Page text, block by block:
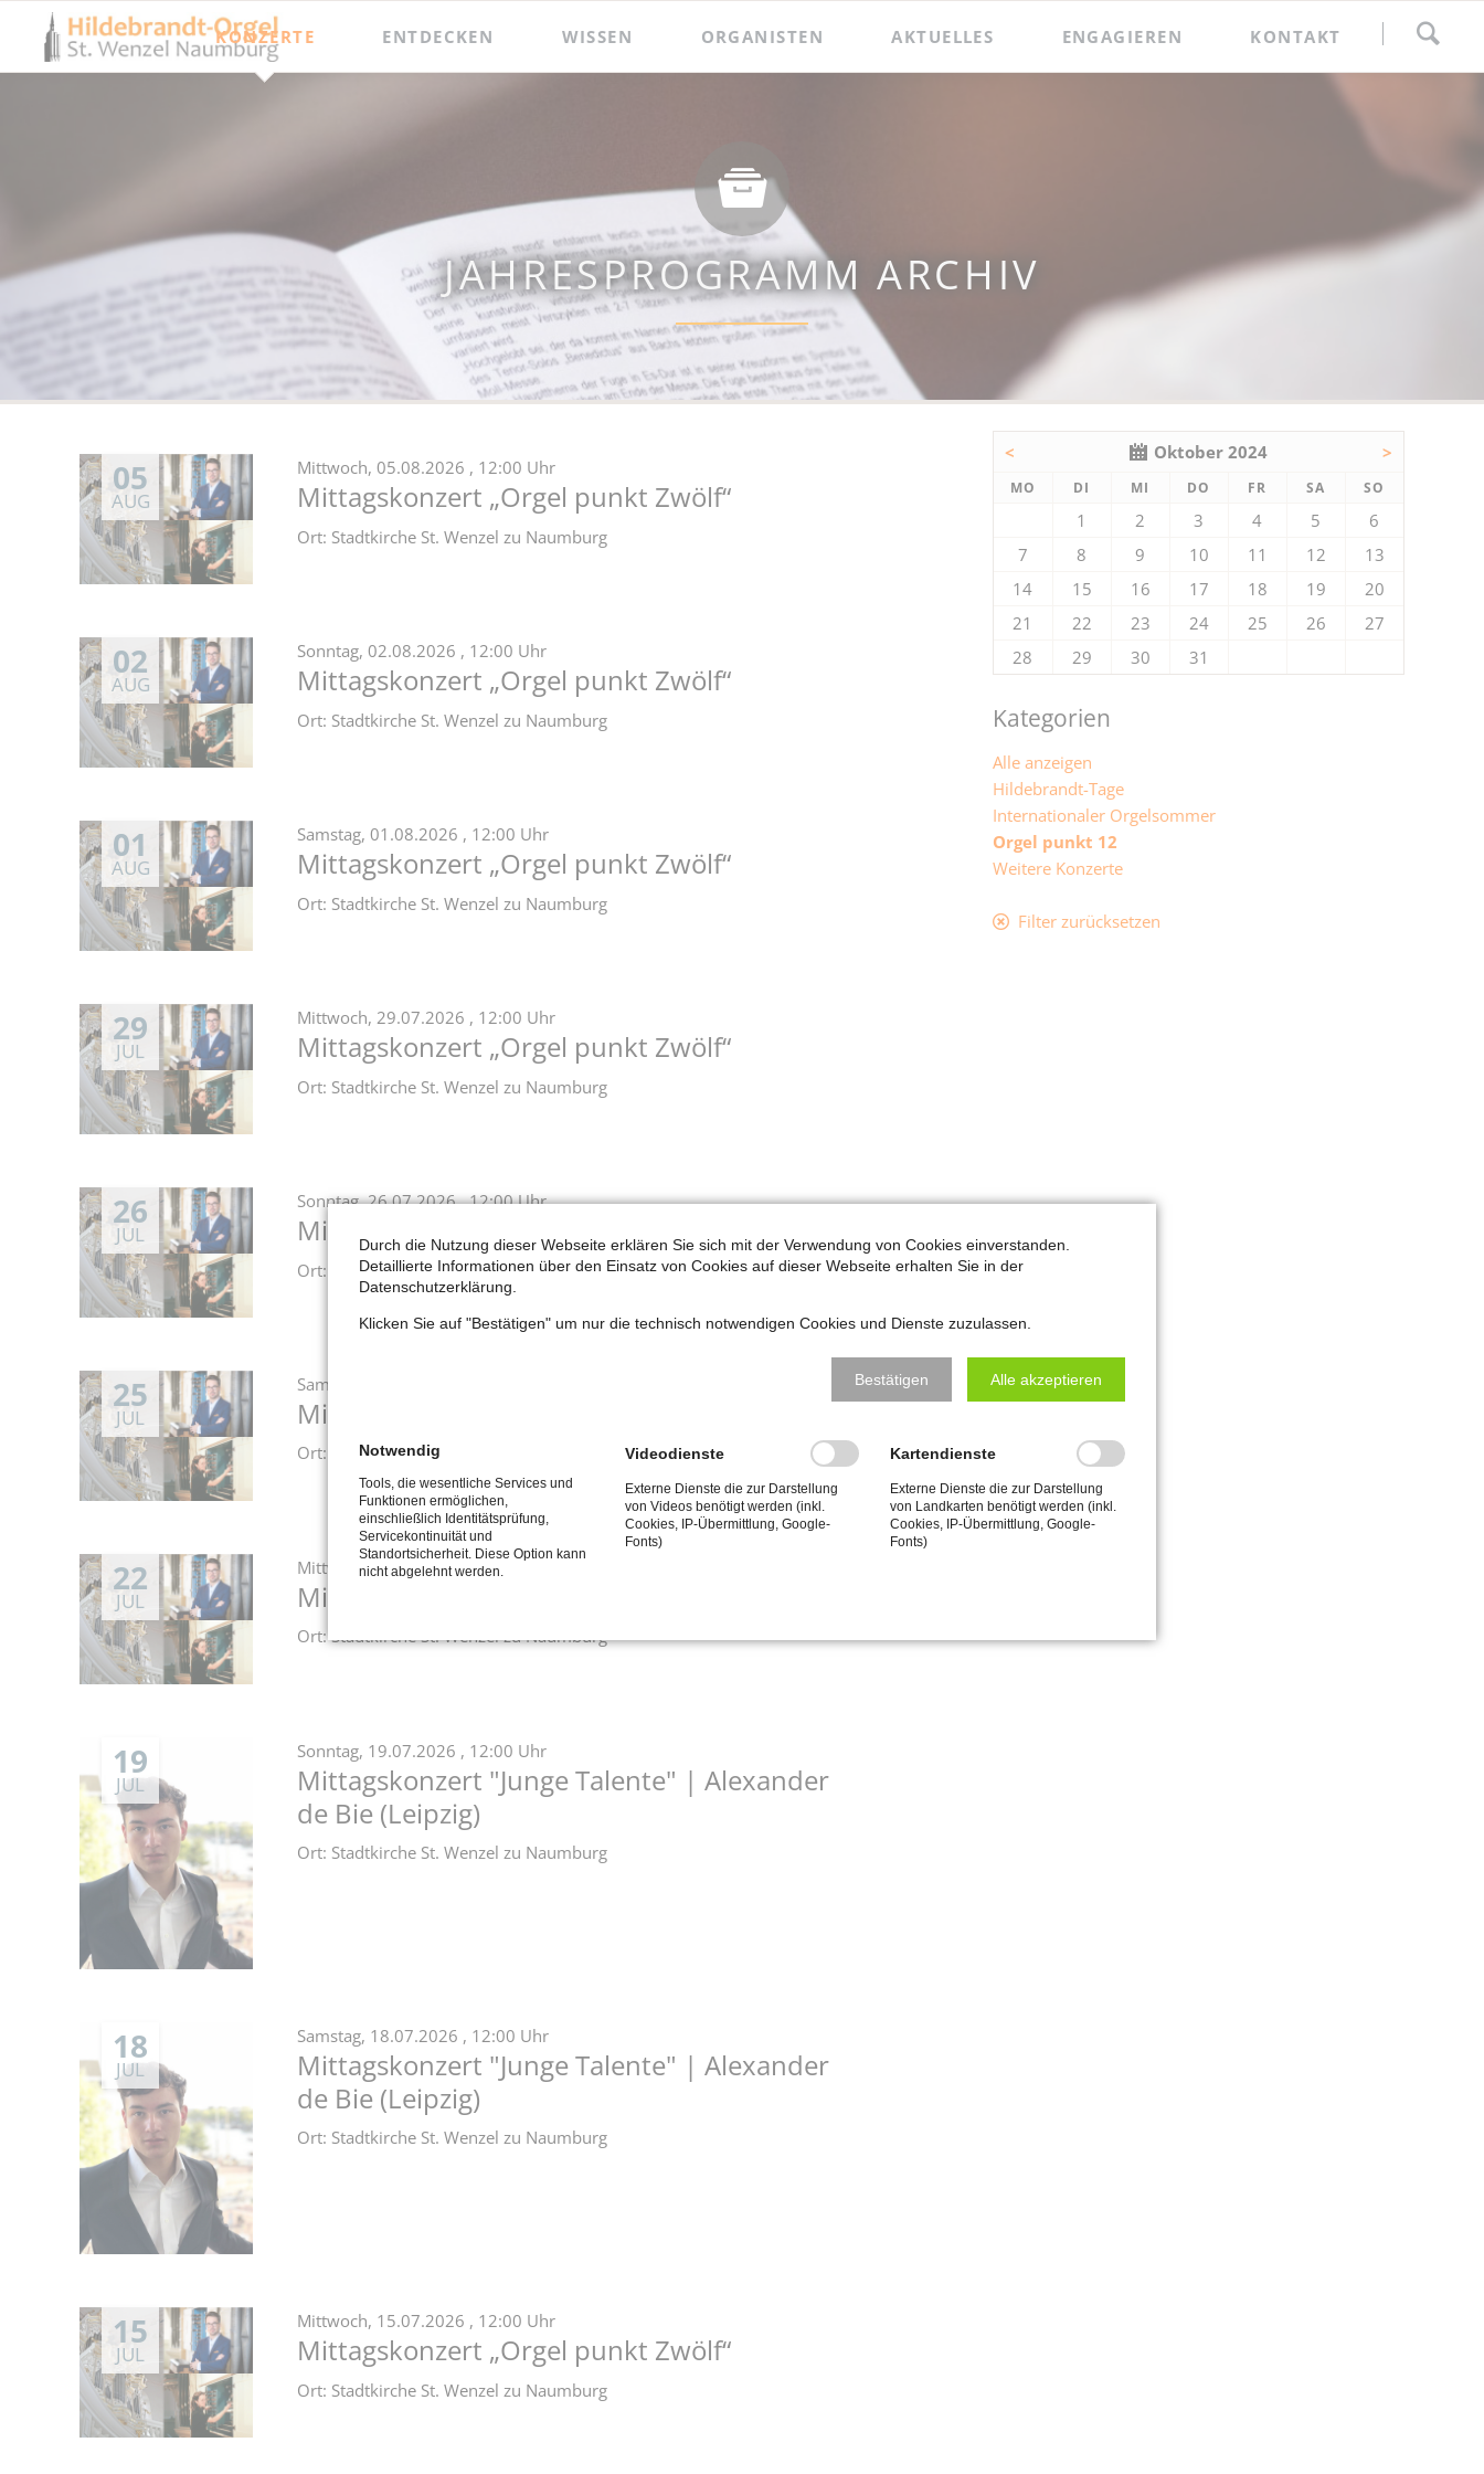
überspringen
KONZERTE
Festival Hildebrandt-Tage
ENTDECKEN WISSEN
Bach in Naumburg
ORGANISTEN
Die Assistenzorganistin
Berühmte Gast-Organisten
AKTUELLES ENGAGIEREN KONTAKT
JAHRESPROGRAMM ARCHIV
05
AUG
Mittwoch, 05.08.2026 , 12:00 Uhr
Mittagskonzert „Orgel punkt Zwölf“
Ort: Stadtkirche St. Wenzel zu Naumburg
02
AUG
Sonntag, 02.08.2026 , 12:00 Uhr
Mittagskonzert „Orgel punkt Zwölf“
Ort: Stadtkirche St. Wenzel zu Naumburg
01
AUG
Samstag, 01.08.2026 , 12:00 Uhr
Mittagskonzert „Orgel punkt Zwölf“
Ort: Stadtkirche St. Wenzel zu Naumburg
29
JUL
Mittwoch, 29.07.2026 , 12:00 Uhr
Mittagskonzert „Orgel punkt Zwölf“
Ort: Stadtkirche St. Wenzel zu Naumburg
26
JUL
Sonntag,26.07.2026 , 12:00 Uhr
Mittagskonzert „Orgel punkt Zwölf“
Ort: Stadtkirche St. Wenzel zu Naumburg
25
JUL
Samstag,
Mittagskonzert „Orgel punkt Zwölf“
Ort: Stadtkirche St. Wenzel zu Naumburg
22
JUL
Mittwoch,22.07.2026 , 12:00 Uhr
Mittagskonzert „Orgel punkt Zwölf“
Ort: Stadtkirche St. Wenzel zu Naumburg
19
JUL
Sonntag, 19.07.2026 , 12:00 Uhr
Mittagskonzert "Junge Talente" | Alexander
de Bie (Leipzig)
Ort: Stadtkirche St. Wenzel zu Naumburg
18
JUL
Samstag, 18.07.2026 , 12:00 Uhr
Mittagskonzert "Junge Talente" | Alexander
de Bie (Leipzig)
Ort: Stadtkirche St. Wenzel zu Naumburg
15
JUL
Mittwoch, 15.07.2026 , 12:00 Uhr
Mittagskonzert „Orgel punkt Zwölf“
Ort: Stadtkirche St. Wenzel zu Naumburg
< Oktober 2024 >
MO NTAGDI ENSTAG
MI TTWOCH
DO NNERSTAG
FR EITAGSA MSTAGSO
1 2 3 4 5
6
7
8 9 10 11 12
13
14
15 16 17 18 19
20
21
22 23 24 25 26
27
28
29 30 31
Kategorien
Alle anzeigen
Hildebrandt-Tage
Internationaler Orgelsommer
Orgel punkt 12
Weitere Konzerte
Filter zurücksetzen
Durch die Nutzung dieser Webseite erklären Sie sich mit der Verwendung von Cookies einverstanden.
Detaillierte Informationen über den Einsatz von Cookies auf dieser Webseite erhalten Sie in der
Datenschutzerklärung.
Klicken Sie auf "Bestätigen" um nur die technisch notwendigen Cookies und Dienste zuzulassen.
Bestätigen Alle akzeptieren
Notwendig
Tools, die wesentliche Services und
Funktionen ermöglichen,
einschließlich Identitätsprüfung,
Servicekontinuität und
Standortsicherheit. Diese Option kann
nicht abgelehnt werden.
Videodienste
Externe Dienste die zur Darstellung
von Videos benötigt werden (inkl.
Cookies, IP-Übermittlung, Google-
Fonts)
Kartendienste
Externe Dienste die zur Darstellung
von Landkarten benötigt werden (inkl.
Cookies, IP-Übermittlung, Google-
Fonts)